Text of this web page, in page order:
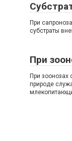
При
субстраты
При
При зоонозах
природе